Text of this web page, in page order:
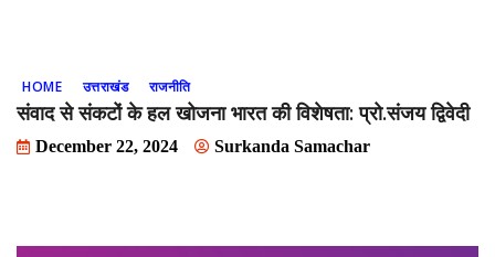
HOME उत्तराखंड राजनीति
संवाद से संकटों के हल खोजना भारत की विशेषता: प्रो.संजय द्विवेदी
December 22, 2024 Surkanda Samachar